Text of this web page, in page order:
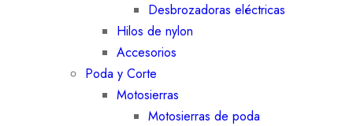
Desbrozadoras eléctricas
Hilos de nylon
Accesorios
Poda y Corte
Motosierras
Motosierras de poda